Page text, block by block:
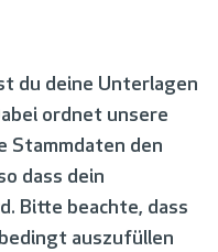
du deine Unterlagen
ordnet unsere
Stammdaten den
dass dein
Bitte beachte, dass
auszufüllen